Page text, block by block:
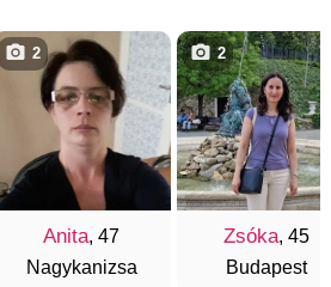
Anita, 47
Nagykanizsa
2
Zsóka, 45
Budapest
2